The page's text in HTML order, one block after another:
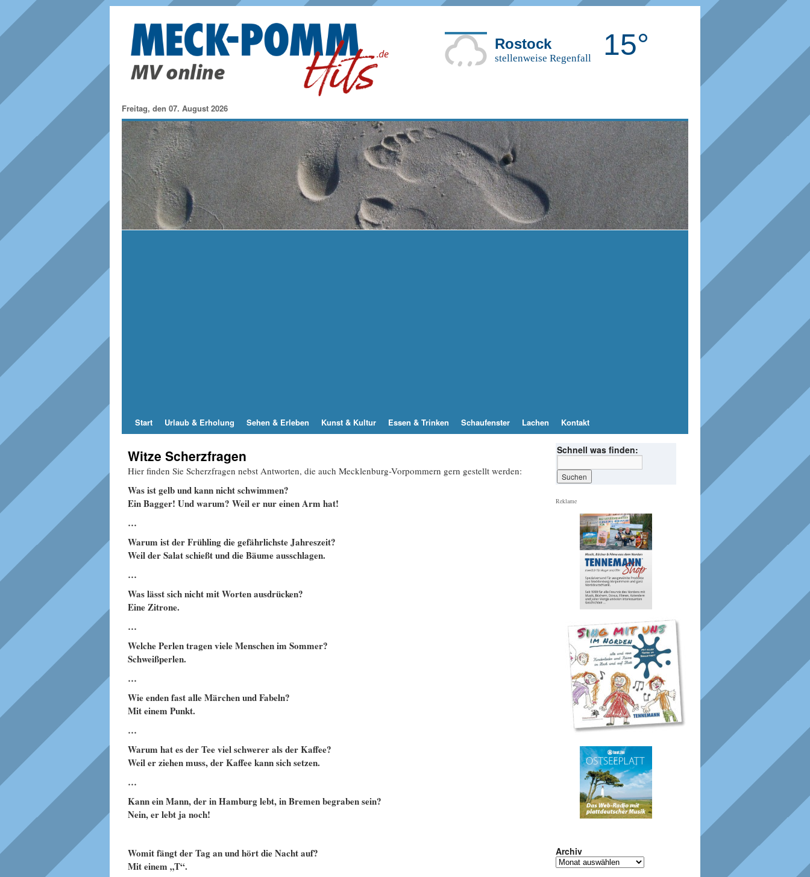
Freitag, den 07. August 2026
Rostock
stellenweise Regenfall 15°
Start Urlaub & Erholung Sehen & Erleben Kunst & Kultur Essen & Trinken Schaufenster Lachen Kontakt
Witze Scherzfragen
Hier finden Sie Scherzfragen nebst Antworten, die auch Mecklenburg-Vorpommern gern gestellt werden:
Was ist gelb und kann nicht schwimmen?
Ein Bagger! Und warum? Weil er nur einen Arm hat!
…
Warum ist der Frühling die gefährlichste Jahreszeit?
Weil der Salat schießt und die Bäume ausschlagen.
…
Was lässt sich nicht mit Worten ausdrücken?
Eine Zitrone.
…
Welche Perlen tragen viele Menschen im Sommer?
Schweißperlen.
…
Wie enden fast alle Märchen und Fabeln?
Mit einem Punkt.
…
Warum hat es der Tee viel schwerer als der Kaffee?
Weil er ziehen muss, der Kaffee kann sich setzen.
…
Kann ein Mann, der in Hamburg lebt, in Bremen begraben sein?
Nein, er lebt ja noch!
Womit fängt der Tag an und hört die Nacht auf?
Mit einem „T“.
Schnell was finden:
Reklame
Archiv